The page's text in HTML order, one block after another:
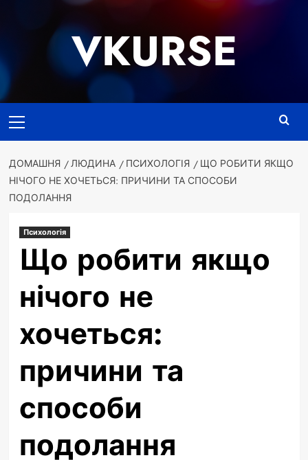
VKURSE
меню
ДОМАШНЯ ЛЮДИНА ПСИХОЛОГІЯ
ЩО РОБИТИ ЯКЩО
НІЧОГО НЕ ХОЧЕТЬСЯ: ПРИЧИНИ ТА СПОСОБИ
ПОДОЛАННЯ
Психологія
Що робити якщо
нічого не
хочеться:
причини та
способи
подолання